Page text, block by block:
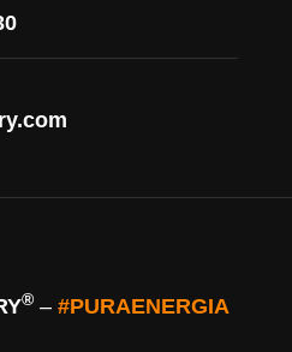
®– #PURAENERGIA